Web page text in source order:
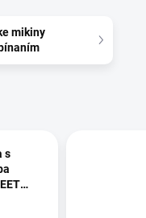
mikiny
s